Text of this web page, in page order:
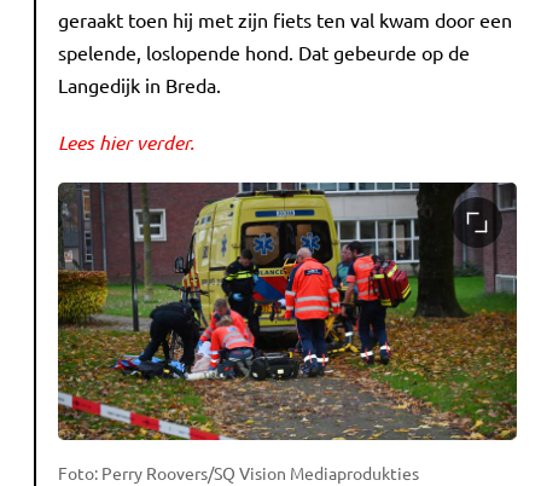
geraakt toen hij met zijn fiets ten val kwam door een
spelende, loslopende hond. Dat gebeurde op de
Langedijk in Breda.
Lees hier verder.
Foto: Perry Roovers/SQ Vision Mediaprodukties